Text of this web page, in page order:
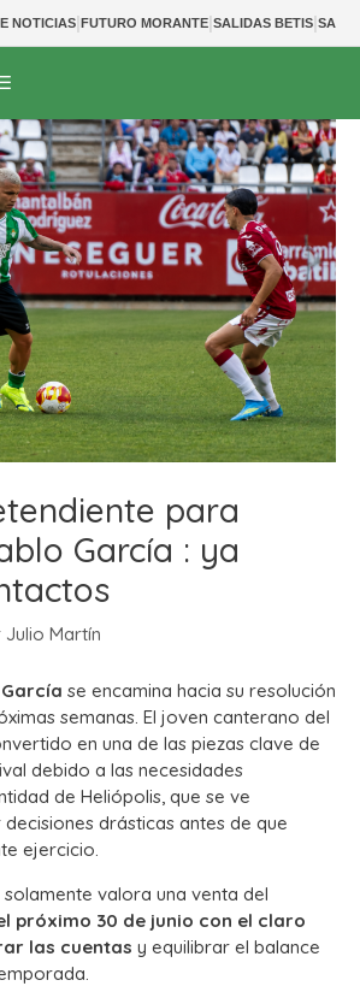
NOTICIAS|FUTURO MORANTE|SALIDAS BETIS|
para
García : ya
Julio Martín
se encamina hacia su resolución
semanas. El joven canterano del
en una de las piezas clave de
debido a las necesidades
de Heliópolis, que se ve
drásticas antes de que
ejercicio.
valora una venta del
próximo 30 de junio con el claro
las cuentas y equilibrar el balance